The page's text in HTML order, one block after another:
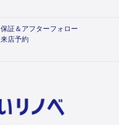
保証＆アフターフォロー
来店予約